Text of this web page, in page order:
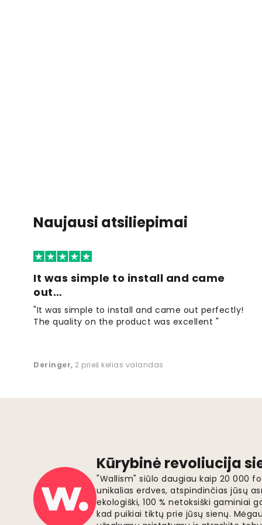
Naujausi atsiliepimai
It was simple to install and came
out…
"It was simple to install and came out perfectly!
The quality on the product was excellent "
Deringer, 2 prieš kelias valandas
Kūrybinė revoliucija
"Wallism" siūlo daugiau kaip 20 000
unikalias erdves, atspindinčias jūsų
ekologiški, 100 % netoksiški gaminiai
kad puikiai tiktų prie jūsų sienų.